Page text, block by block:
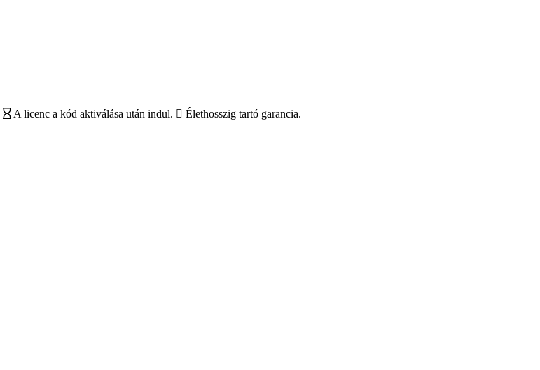
A licenc a kód aktiválása után indul.
Élethosszig tartó garancia.